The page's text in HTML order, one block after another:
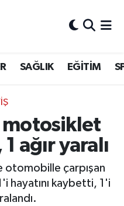
SAĞLIK EĞİTİM
ağır yaralı
otomobille çarpışan
hayatını kaybetti, 1'i
Fikstür